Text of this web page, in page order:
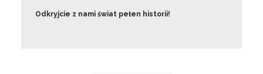
Odkryjcie z nami świat pełen historii!